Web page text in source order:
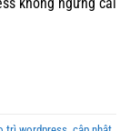
không ngừng cải